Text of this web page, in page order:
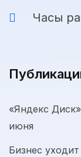
Часы
«Яндекс
июня
Бизнес